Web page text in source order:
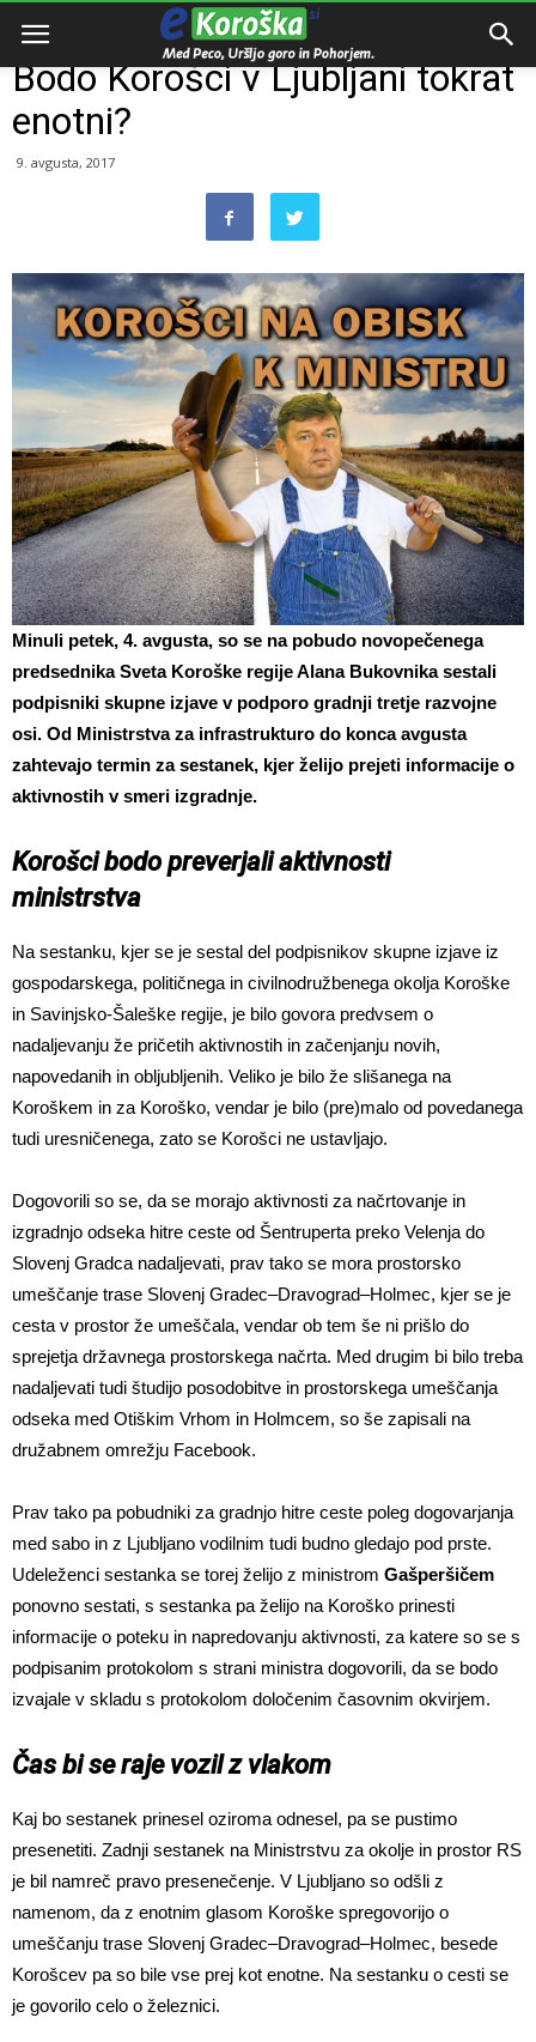
Domov
Bodo Korošci v Ljubljani tokrat
enotni?
9. avgusta, 2017
Minuli petek, 4. avgusta, so se na pobudo novopečenega
predsednika Sveta Koroške regije Alana Bukovnika sestali
podpisniki skupne izjave v podporo gradnji tretje razvojne
osi. Od Ministrstva za infrastrukturo do konca avgusta
zahtevajo termin za sestanek, kjer želijo prejeti informacije o
aktivnostih v smeri izgradnje.
Korošci bodo preverjali aktivnosti
ministrstva
Na sestanku, kjer se je sestal del podpisnikov skupne izjave iz
gospodarskega, političnega in civilnodružbenega okolja Koroške
in Savinjsko-Šaleške regije, je bilo govora predvsem o
nadaljevanju že pričetih aktivnostih in začenjanju novih,
napovedanih in obljubljenih. Veliko je bilo že slišanega na
Koroškem in za Koroško, vendar je bilo (pre)malo od povedanega
tudi uresničenega, zato se Korošci ne ustavljajo.
Dogovorili so se, da se morajo aktivnosti za načrtovanje in
izgradnjo odseka hitre ceste od Šentruperta preko Velenja do
Slovenj Gradca nadaljevati, prav tako se mora prostorsko
umeščanje trase Slovenj Gradec–Dravograd–Holmec, kjer se je
cesta v prostor že umeščala, vendar ob tem še ni prišlo do
sprejetja državnega prostorskega načrta. Med drugim bi bilo treba
nadaljevati tudi študijo posodobitve in prostorskega umeščanja
odseka med Otiškim Vrhom in Holmcem, so še zapisali na
družabnem omrežju Facebook.
Prav tako pa pobudniki za gradnjo hitre ceste poleg dogovarjanja
med sabo in z Ljubljano vodilnim tudi budno gledajo pod prste.
Udeleženci sestanka se torej želijo z ministrom Gašperšičem
ponovno sestati, s sestanka pa želijo na Koroško prinesti
informacije o poteku in napredovanju aktivnosti, za katere so se s
podpisanim protokolom s strani ministra dogovorili, da se bodo
izvajale v skladu s protokolom določenim časovnim okvirjem.
Čas bi se raje vozil z vlakom
Kaj bo sestanek prinesel oziroma odnesel, pa se pustimo
presenetiti. Zadnji sestanek na Ministrstvu za okolje in prostor RS
je bil namreč pravo presenečenje. V Ljubljano so odšli z
namenom, da z enotnim glasom Koroške spregovorijo o
umeščanju trase Slovenj Gradec–Dravograd–Holmec, besede
Korošcev pa so bile vse prej kot enotne. Na sestanku o cesti se
je govorilo celo o železnici.